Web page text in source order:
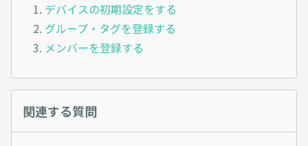
デバイスの初期設定をする
グループ・タグを登録する
メンバーを登録する
関連する質問